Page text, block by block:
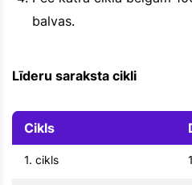
balvas.
Līderu saraksta cikli
Cikls
1. cikls